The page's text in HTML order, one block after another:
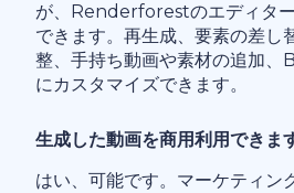
が、Renderforestのエディタ
できます。再生成、要素の差し
整、手持ち動画や素材の追加、
にカスタマイズできます。
生成した動画を商用利用できま
はい、可能です。マーケティン